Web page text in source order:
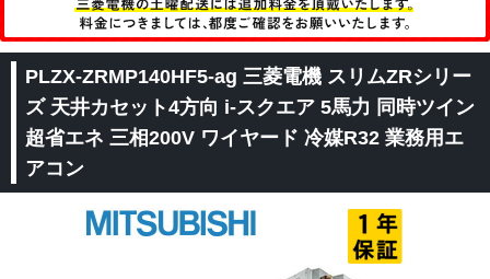
PLZX-ZRMP140HF5-ag 三菱電機 スリムZRシリー
ズ 天井カセット4方向 i-スクエア 5馬力 同時ツイン
超省エネ 三相200V ワイヤード 冷媒R32 業務用エ
アコン